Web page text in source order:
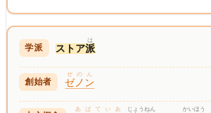
ストア派
は
ゼノン
ぜのん
あぱていあ じょうねん かいほう